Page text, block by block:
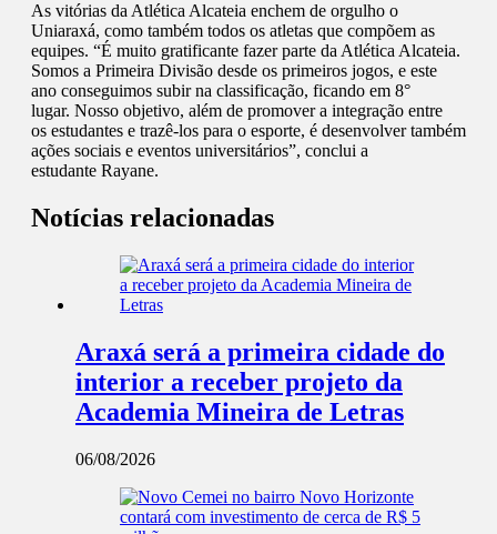
As vitórias da Atlética Alcateia enchem de orgulho o
Uniaraxá, como também todos os atletas que compõem as
equipes. “É muito gratificante fazer parte da Atlética Alcateia.
Somos a Primeira Divisão desde os primeiros jogos, e este
ano conseguimos subir na classificação, ficando em 8°
lugar. Nosso objetivo, além de promover a integração entre
os estudantes e trazê-los para o esporte, é desenvolver também
ações sociais e eventos universitários”, conclui a
estudante Rayane.
Notícias relacionadas
Araxá será a primeira cidade do
interior a receber projeto da
Academia Mineira de Letras
06/08/2026